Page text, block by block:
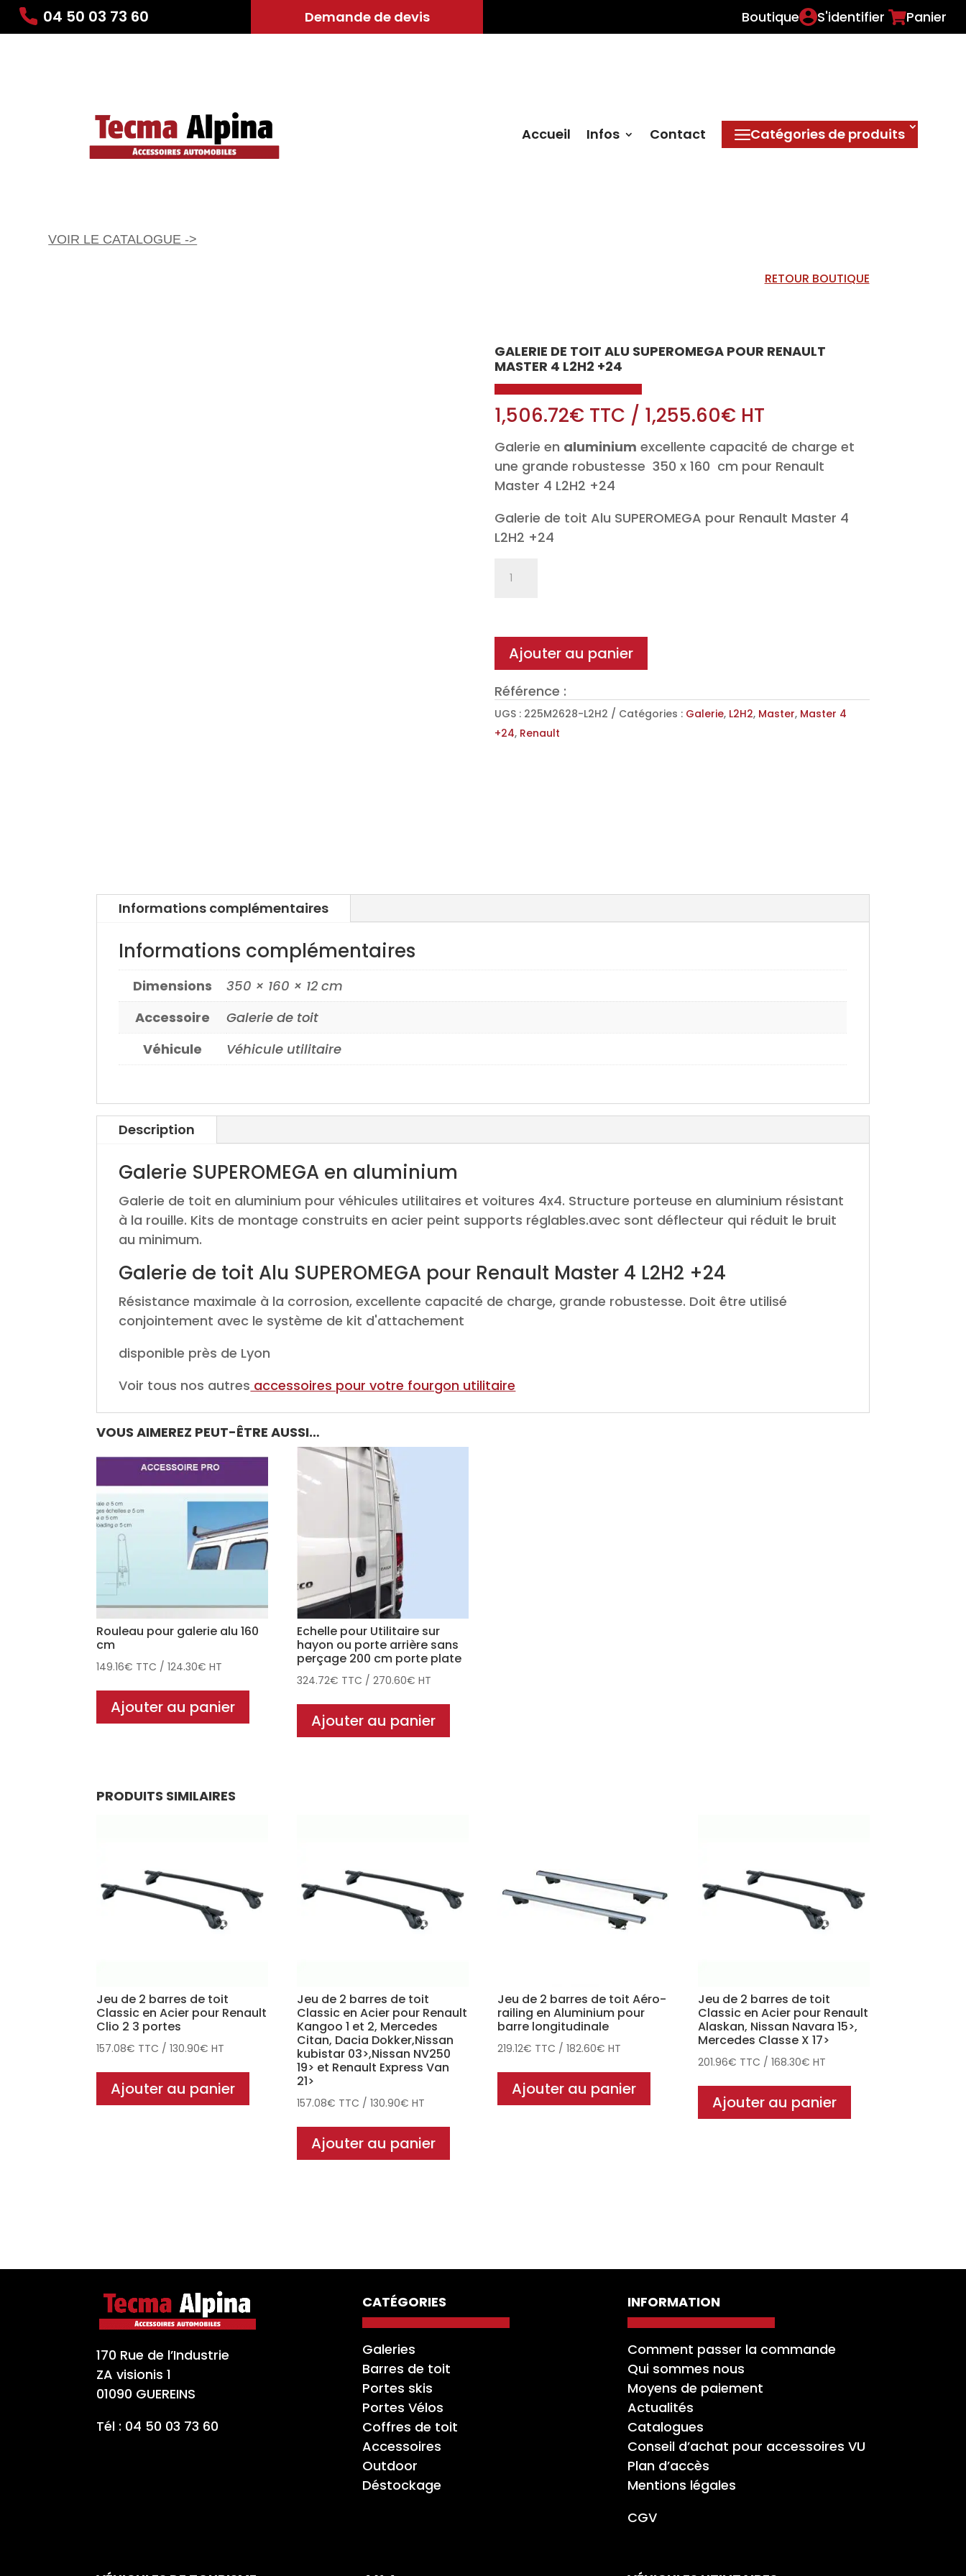
04 50 03 73 60 Demande de devis Boutique S'identifier Panier
Accueil Infos Contact Catégories de produits
VOIR LE CATALOGUE ->
RETOUR BOUTIQUE
GALERIE DE TOIT ALU SUPEROMEGA POUR RENAULT
MASTER 4 L2H2 +24
1,506.72€ TTC / 1,255.60€ HT
Galerie en aluminium excellente capacité de charge et
une grande robustesse 350 x 160 cm pour Renault
Master 4 L2H2 +24
Galerie de toit Alu SUPEROMEGA pour Renault Master 4
L2H2 +24
toit
Alu
SUPEROMEGA
pour
Renault
Master
Ajouter au panier
Référence :
UGS : 225M2628-L2H2 Catégories : Galerie, L2H2, Master, Master 4
+24, Renault
Informations complémentaires
Informations complémentaires
Dimensions
350 × 160 × 12 cm
Accessoire
Galerie de toit
Véhicule
Véhicule utilitaire
Description
Galerie SUPEROMEGA en aluminium
Galerie de toit en aluminium pour véhicules utilitaires et voitures 4x4. Structure porteuse en aluminium résistant
à la rouille. Kits de montage construits en acier peint supports réglables.avec sont déflecteur qui réduit le bruit
au minimum.
Galerie de toit Alu SUPEROMEGA pour Renault Master 4 L2H2 +24
Résistance maximale à la corrosion, excellente capacité de charge, grande robustesse. Doit être utilisé
conjointement avec le système de kit d'attachement
disponible près de Lyon
Voir tous nos autres accessoires pour votre fourgon utilitaire
VOUS AIMEREZ PEUT-ÊTRE AUSSI…
Rouleau pour galerie alu 160
cm
149.16€ TTC /124.30€ HT
Ajouter au panier
Echelle pour Utilitaire sur
hayon ou porte arrière sans
perçage 200 cm porte plate
324.72€ TTC /270.60€ HT
Ajouter au panier
PRODUITS SIMILAIRES
Jeu de 2 barres de toit
Classic en Acier pour Renault
Clio 2 3 portes
157.08€ TTC /130.90€ HT
Ajouter au panier
Jeu de 2 barres de toit
Classic en Acier pour Renault
Kangoo 1 et 2, Mercedes
Citan, Dacia Dokker,Nissan
kubistar 03>,Nissan NV250
19> et Renault Express Van
21>
157.08€ TTC /130.90€ HT
Ajouter au panier
Jeu de 2 barres de toit Aéro-
railing en Aluminium pour
barre longitudinale
219.12€ TTC /182.60€ HT
Ajouter au panier
Jeu de 2 barres de toit
Classic en Acier pour Renault
Alaskan, Nissan Navara 15>,
Mercedes Classe X 17>
201.96€ TTC /168.30€ HT
Ajouter au panier
170 Rue de l’Industrie
ZA visionis 1
01090 GUEREINS
Tél : 04 50 03 73 60
CATÉGORIES
Galeries
Barres de toit
Portes skis
Portes Vélos
Coffres de toit
Accessoires
Outdoor
Déstockage
INFORMATION
Comment passer la commande
Qui sommes nous
Moyens de paiement
Actualités
Catalogues
Conseil d’achat pour accessoires VU
Plan d’accès
Mentions légales
CGV